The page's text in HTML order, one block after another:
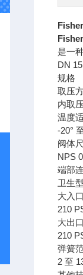
是一
DN
规格
取压
内取
温度
-20°
阀体
NPS
端部
卫生
大入
210
大出
210
弹簧
2 至